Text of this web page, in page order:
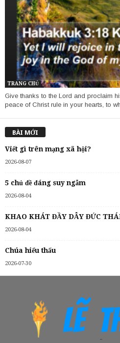
TRANG CHỦ
Give thanks to the Lord and proclaim
peace of Christ rule in your hearts, to
BÀI MỚI
Viết gì trên mạng xã hội?
2026-08-07
5 chủ đề đáng suy ngẫm
2026-08-04
KHAO KHÁT ĐẦY DẪY ĐỨC
2026-08-04
Chúa hiểu thấu
2026-07-30